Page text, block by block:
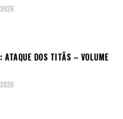
2026
ATAQUE DOS TITÃS – VOLUME
2026